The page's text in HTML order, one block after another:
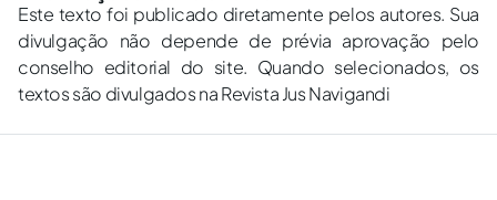
Este texto foi publicado diretamente pelos autores. Sua
divulgação não depende de prévia aprovação pelo
conselho editorial do site. Quando selecionados, os
textos são divulgados na Revista Jus Navigandi